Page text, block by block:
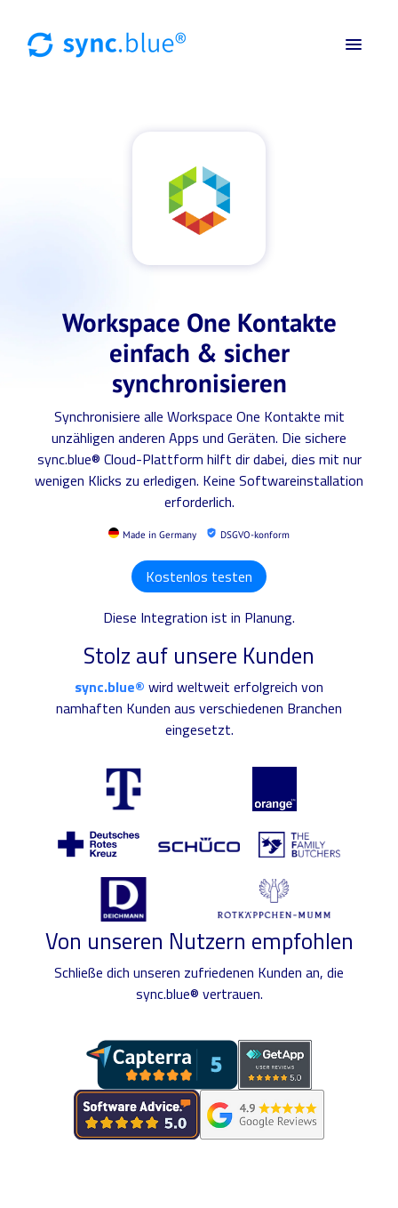
Workspace One Kontakte
einfach & sicher
synchronisieren
Synchronisiere alle Workspace One Kontakte mit
unzähligen anderen Apps und Geräten. Die sichere
sync.blue® Cloud-Plattform hilft dir dabei, dies mit nur
wenigen Klicks zu erledigen. Keine Softwareinstallation
erforderlich.
Made in Germany DSGVO-konform
Kostenlos testen
Diese Integration ist in Planung.
Stolz auf unsere Kunden
sync.blue® wird weltweit erfolgreich von
namhaften Kunden aus verschiedenen Branchen
eingesetzt.
Von unseren Nutzern empfohlen
Schließe dich unseren zufriedenen Kunden an, die
sync.blue® vertrauen.